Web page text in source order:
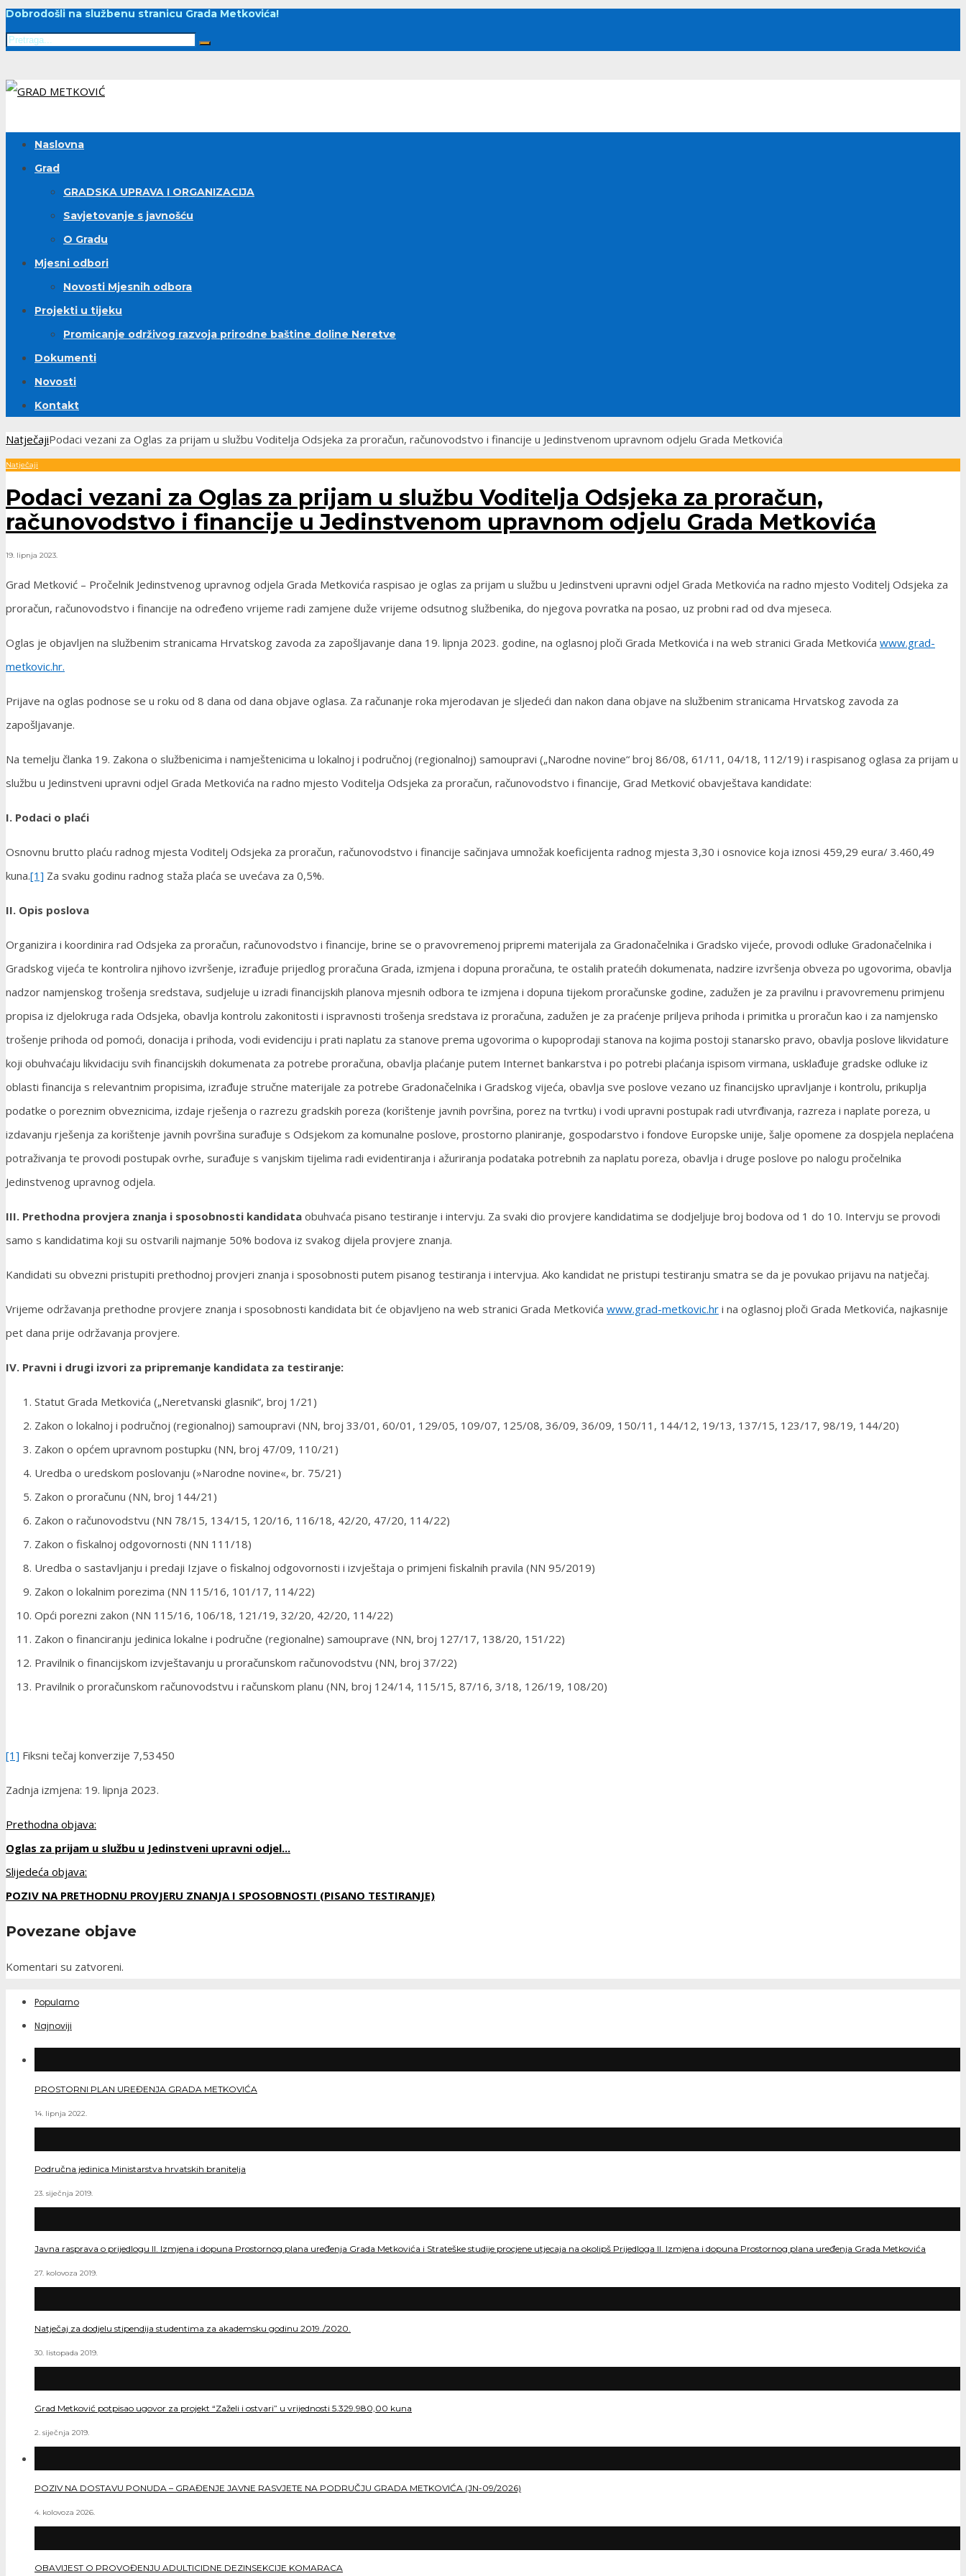
Dobrodošli na službenu stranicu Grada Metkovića!
Naslovna
Grad
GRADSKA UPRAVA I ORGANIZACIJA
Savjetovanje s javnošću
O Gradu
Mjesni odbori
Novosti Mjesnih odbora
Projekti u tijeku
Promicanje održivog razvoja prirodne baštine doline Neretve
Dokumenti
Novosti
Kontakt
NatječajiPodaci vezani za Oglas za prijam u službu Voditelja Odsjeka za proračun, računovodstvo i financije u Jedinstvenom upravnom odjelu Grada Metkovića
Natječaji
Podaci vezani za Oglas za prijam u službu Voditelja Odsjeka za proračun,
računovodstvo i financije u Jedinstvenom upravnom odjelu Grada Metkovića
19. lipnja 2023.
Grad Metković – Pročelnik Jedinstvenog upravnog odjela Grada Metkovića raspisao je oglas za prijam u službu u Jedinstveni upravni odjel Grada Metkovića na radno mjesto Voditelj Odsjeka za
proračun, računovodstvo i financije na određeno vrijeme radi zamjene duže vrijeme odsutnog službenika, do njegova povratka na posao, uz probni rad od dva mjeseca.
Oglas je objavljen na službenim stranicama Hrvatskog zavoda za zapošljavanje dana 19. lipnja 2023. godine, na oglasnoj ploči Grada Metkovića i na web stranici Grada Metkovića www.grad-
metkovic.hr.
Prijave na oglas podnose se u roku od 8 dana od dana objave oglasa. Za računanje roka mjerodavan je sljedeći dan nakon dana objave na službenim stranicama Hrvatskog zavoda za
zapošljavanje.
Na temelju članka 19. Zakona o službenicima i namještenicima u lokalnoj i područnoj (regionalnoj) samoupravi („Narodne novine“ broj 86/08, 61/11, 04/18, 112/19) i raspisanog oglasa za prijam u
službu u Jedinstveni upravni odjel Grada Metkovića na radno mjesto Voditelja Odsjeka za proračun, računovodstvo i financije, Grad Metković obavještava kandidate:
I. Podaci o plaći
Osnovnu brutto plaću radnog mjesta Voditelj Odsjeka za proračun, računovodstvo i financije sačinjava umnožak koeficijenta radnog mjesta 3,30 i osnovice koja iznosi 459,29 eura/ 3.460,49
kuna.[1] Za svaku godinu radnog staža plaća se uvećava za 0,5%.
II. Opis poslova
Organizira i koordinira rad Odsjeka za proračun, računovodstvo i financije, brine se o pravovremenoj pripremi materijala za Gradonačelnika i Gradsko vijeće, provodi odluke Gradonačelnika i
Gradskog vijeća te kontrolira njihovo izvršenje, izrađuje prijedlog proračuna Grada, izmjena i dopuna proračuna, te ostalih pratećih dokumenata, nadzire izvršenja obveza po ugovorima, obavlja
nadzor namjenskog trošenja sredstava, sudjeluje u izradi financijskih planova mjesnih odbora te izmjena i dopuna tijekom proračunske godine, zadužen je za pravilnu i pravovremenu primjenu
propisa iz djelokruga rada Odsjeka, obavlja kontrolu zakonitosti i ispravnosti trošenja sredstava iz proračuna, zadužen je za praćenje priljeva prihoda i primitka u proračun kao i za namjensko
trošenje prihoda od pomoći, donacija i prihoda, vodi evidenciju i prati naplatu za stanove prema ugovorima o kupoprodaji stanova na kojima postoji stanarsko pravo, obavlja poslove likvidature
koji obuhvaćaju likvidaciju svih financijskih dokumenata za potrebe proračuna, obavlja plaćanje putem Internet bankarstva i po potrebi plaćanja ispisom virmana, usklađuje gradske odluke iz
oblasti financija s relevantnim propisima, izrađuje stručne materijale za potrebe Gradonačelnika i Gradskog vijeća, obavlja sve poslove vezano uz financijsko upravljanje i kontrolu, prikuplja
podatke o poreznim obveznicima, izdaje rješenja o razrezu gradskih poreza (korištenje javnih površina, porez na tvrtku) i vodi upravni postupak radi utvrđivanja, razreza i naplate poreza, u
izdavanju rješenja za korištenje javnih površina surađuje s Odsjekom za komunalne poslove, prostorno planiranje, gospodarstvo i fondove Europske unije, šalje opomene za dospjela neplaćena
potraživanja te provodi postupak ovrhe, surađuje s vanjskim tijelima radi evidentiranja i ažuriranja podataka potrebnih za naplatu poreza, obavlja i druge poslove po nalogu pročelnika
Jedinstvenog upravnog odjela.
III. Prethodna provjera znanja i sposobnosti kandidata obuhvaća pisano testiranje i intervju. Za svaki dio provjere kandidatima se dodjeljuje broj bodova od 1 do 10. Intervju se provodi
samo s kandidatima koji su ostvarili najmanje 50% bodova iz svakog dijela provjere znanja.
Kandidati su obvezni pristupiti prethodnoj provjeri znanja i sposobnosti putem pisanog testiranja i intervjua. Ako kandidat ne pristupi testiranju smatra se da je povukao prijavu na natječaj.
Vrijeme održavanja prethodne provjere znanja i sposobnosti kandidata bit će objavljeno na web stranici Grada Metkovića www.grad-metkovic.hr i na oglasnoj ploči Grada Metkovića, najkasnije
pet dana prije održavanja provjere.
IV. Pravni i drugi izvori za pripremanje kandidata za testiranje:
Statut Grada Metkovića („Neretvanski glasnik“, broj 1/21)
Zakon o lokalnoj i područnoj (regionalnoj) samoupravi (NN, broj 33/01, 60/01, 129/05, 109/07, 125/08, 36/09, 36/09, 150/11, 144/12, 19/13, 137/15, 123/17, 98/19, 144/20)
Zakon o općem upravnom postupku (NN, broj 47/09, 110/21)
Uredba o uredskom poslovanju (»Narodne novine«, br. 75/21)
Zakon o proračunu (NN, broj 144/21)
Zakon o računovodstvu (NN 78/15, 134/15, 120/16, 116/18, 42/20, 47/20, 114/22)
Zakon o fiskalnoj odgovornosti (NN 111/18)
Uredba o sastavljanju i predaji Izjave o fiskalnoj odgovornosti i izvještaja o primjeni fiskalnih pravila (NN 95/2019)
Zakon o lokalnim porezima (NN 115/16, 101/17, 114/22)
Opći porezni zakon (NN 115/16, 106/18, 121/19, 32/20, 42/20, 114/22)
Zakon o financiranju jedinica lokalne i područne (regionalne) samouprave (NN, broj 127/17, 138/20, 151/22)
Pravilnik o financijskom izvještavanju u proračunskom računovodstvu (NN, broj 37/22)
Pravilnik o proračunskom računovodstvu i računskom planu (NN, broj 124/14, 115/15, 87/16, 3/18, 126/19, 108/20)
[1] Fiksni tečaj konverzije 7,53450
Zadnja izmjena: 19. lipnja 2023.
Prethodna objava:
Oglas za prijam u službu u Jedinstveni upravni odjel...
Slijedeća objava:
POZIV NA PRETHODNU PROVJERU ZNANJA I SPOSOBNOSTI (PISANO TESTIRANJE)
Povezane objave
Komentari su zatvoreni.
Popularno
Najnoviji
PROSTORNI PLAN UREĐENJA GRADA METKOVIĆA
14. lipnja 2022.
Područna jedinica Ministarstva hrvatskih branitelja
23. siječnja 2019.
Javna rasprava o prijedlogu II. Izmjena i dopuna Prostornog plana uređenja Grada Metkovića i Strateške studije procjene utjecaja na okolipš Prijedloga II. Izmjena i dopuna Prostornog plana uređenja Grada Metkovića
27. kolovoza 2019.
Natječaj za dodjelu stipendija studentima za akademsku godinu 2019./2020.
30. listopada 2019.
Grad Metković potpisao ugovor za projekt “Zaželi i ostvari” u vrijednosti 5.329.980,00 kuna
2. siječnja 2019.
POZIV NA DOSTAVU PONUDA – GRAĐENJE JAVNE RASVJETE NA PODRUČJU GRADA METKOVIĆA (JN-09/2026)
4. kolovoza 2026.
OBAVIJEST O PROVOĐENJU ADULTICIDNE DEZINSEKCIJE KOMARACA